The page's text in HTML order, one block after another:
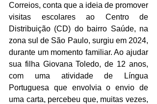
Correios, conta que a ideia de promover
visitas escolares ao Centro de
Distribuição (CD) do bairro Saúde, na
zona sul de São Paulo, surgiu em 2024,
durante um momento familiar. Ao ajudar
sua filha Giovana Toledo, de 12 anos,
com uma atividade de Língua
Portuguesa que envolvia o envio de
uma carta, percebeu que, muitas vezes,